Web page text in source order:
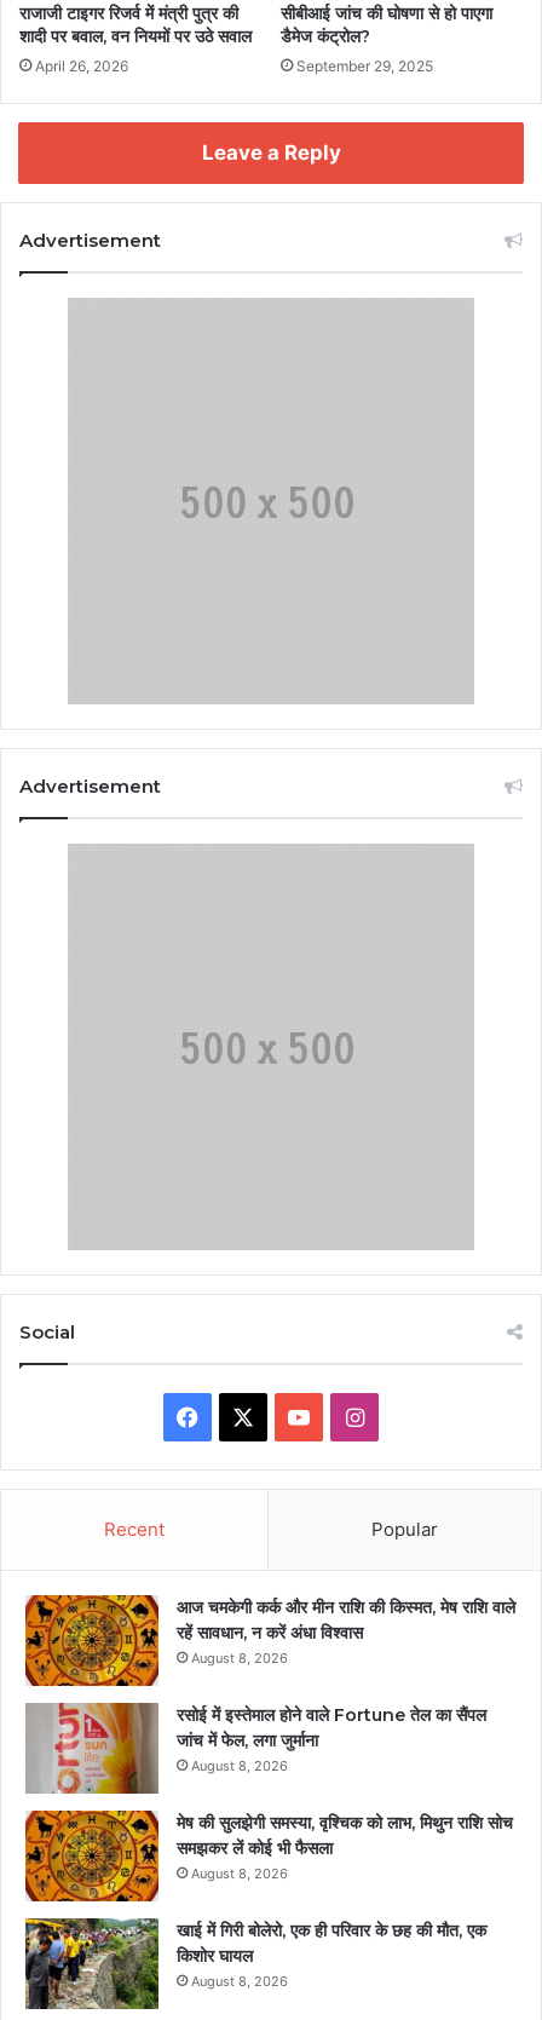
राजाजी टाइगर रिजर्व में मंत्री पुत्र की
शादी पर बवाल, वन नियमों पर उठे सवाल
April 26, 2026
सीबीआई जांच की घोषणा से हो पाएगा
डैमेज कंट्रोल?
September 29, 2025
Leave a Reply
Advertisement
Advertisement
Social
Facebook YouTubeInstagram
Recent Popular
आज चमकेगी कर्क और मीन राशि की किस्मत, मेष राशि वाले
रहें सावधान, न करें अंधा विश्वास
August 8, 2026
रसोई में इस्तेमाल होने वाले Fortune तेल का सैंपल
जांच में फेल, लगा जुर्माना
August 8, 2026
मेष की सुलझेगी समस्या, वृश्चिक को लाभ, मिथुन राशि सोच
समझकर लें कोई भी फैसला
August 8, 2026
खाई में गिरी बोलेरो, एक ही परिवार के छह की मौत, एक
किशोर घायल
August 8, 2026